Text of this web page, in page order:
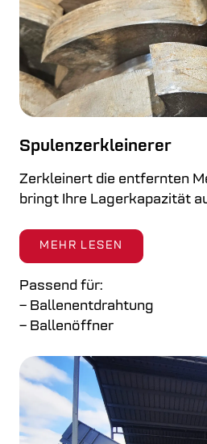
Spulenzerkleinerer
Zerkleinert die entfernten
bringt Ihre Lagerkapazität
MEHR LESEN
Passend für:
– Ballenentdrahtung
– Ballenöffner